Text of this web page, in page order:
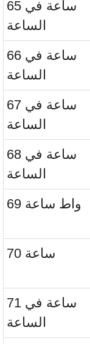
65 ساعة في
الساعة
66 ساعة في
الساعة
67 ساعة في
الساعة
68 ساعة في
الساعة
69 واط ساعة
70 ساعة
71 ساعة في
الساعة